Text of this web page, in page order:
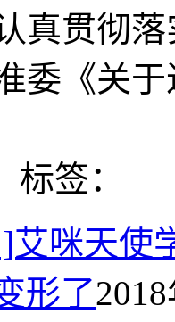
真贯彻
委《关
标签：
艾咪天使
形了